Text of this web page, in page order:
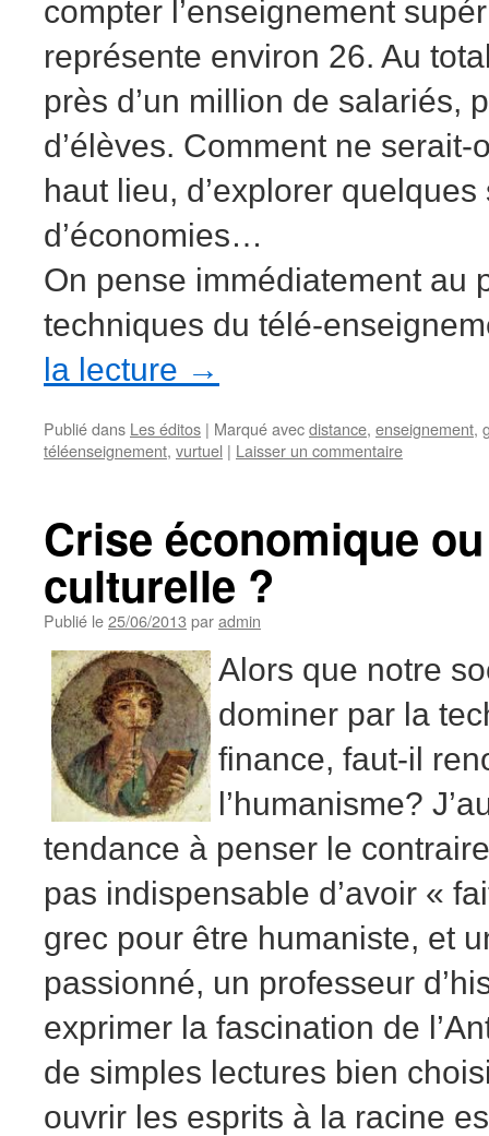
compter l’enseignement
représente environ 26. Au
près d’un million de salariés,
d’élèves. Comment ne serait-
haut lieu, d’explorer quelques
d’économies…
On pense immédiatement au
techniques du télé-
la lecture →
Publié dans Les éditos | Marqué avecdistance, enseignement,
téléenseignement, vurtuel | Laisser un commentaire
Crise économique
culturelle ?
Publié le25/06/2013 paradmin
Alors que notre
dominer par la
finance, faut-il
l’humanisme?
tendance à penser le
pas indispensable d’avoir «
grec pour être humaniste, et
passionné, un professeur
exprimer la fascination de
de simples lectures bien
ouvrir les esprits à la racine